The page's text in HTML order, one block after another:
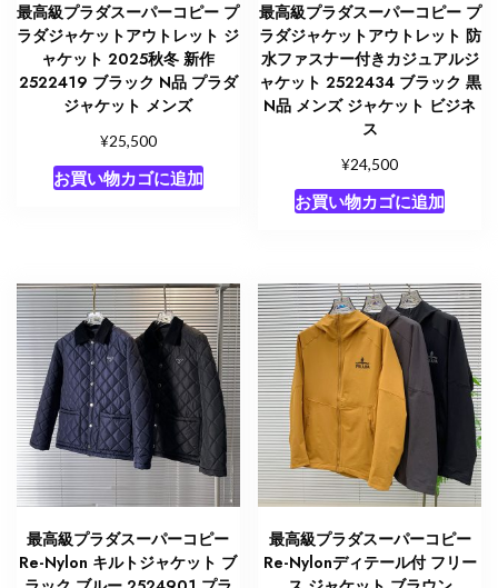
最高級プラダスーパーコピー プ
ラダジャケットアウトレット ジ
ャケット 2025秋冬 新作
2522419 ブラック N品 プラダ
ジャケット メンズ
¥25,500
お買い物カゴに追加
最高級プラダスーパーコピー プ
ラダジャケットアウトレット 防
水ファスナー付きカジュアルジ
ャケット 2522434 ブラック 黒
N品 メンズ ジャケット ビジネ
ス
¥24,500
お買い物カゴに追加
最高級プラダスーパーコピー
Re-Nylon キルトジャケット ブ
最高級プラダスーパーコピー
Re-Nylonディテール付 フリー